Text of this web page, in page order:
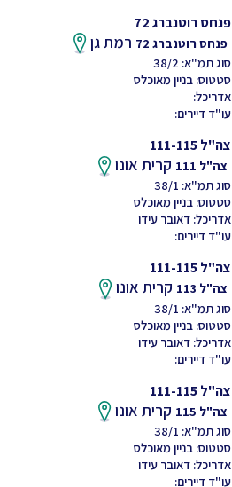
פנחס רוטנברג 72
פנחס רוטנברג 72 רמת גן
סוג תמ"א: 38/2
סטטוס: בניין מאוכלס
אדריכל:
עו"ד דיירים:
צה"ל 111-115
צה"ל 111 קרית אונו
סוג תמ"א: 38/1
סטטוס: בניין מאוכלס
אדריכל: דאובר עידו
עו"ד דיירים:
צה"ל 111-115
צה"ל 113 קרית אונו
סוג תמ"א: 38/1
סטטוס: בניין מאוכלס
אדריכל: דאובר עידו
עו"ד דיירים:
צה"ל 111-115
צה"ל 115 קרית אונו
סוג תמ"א: 38/1
סטטוס: בניין מאוכלס
אדריכל: דאובר עידו
עו"ד דיירים: